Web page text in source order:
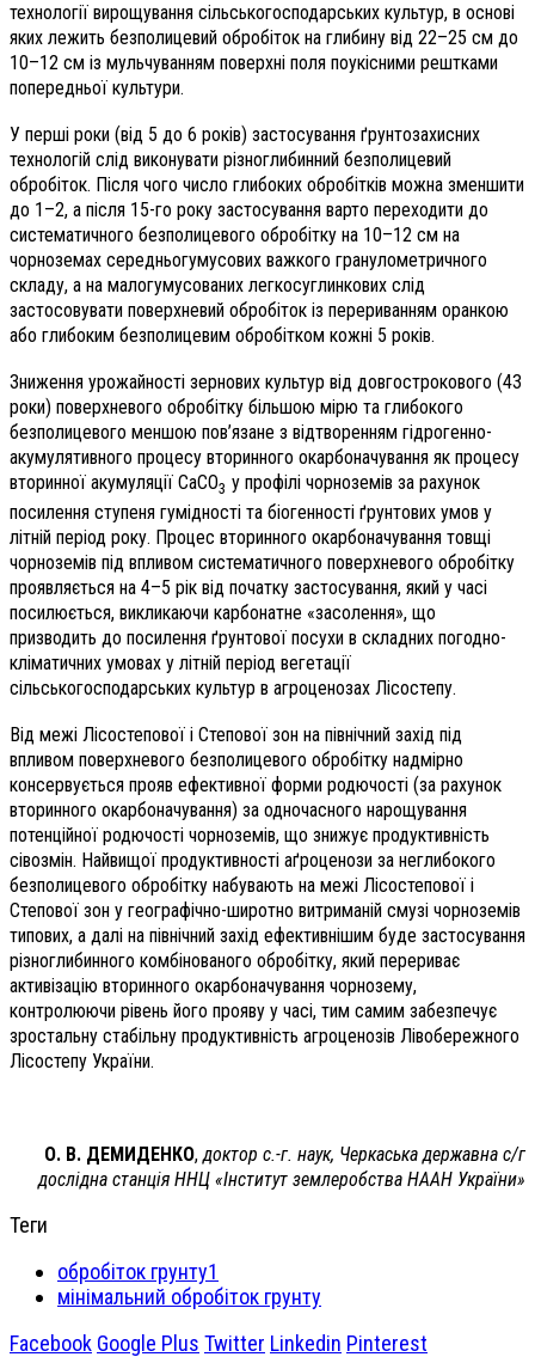
технології вирощування сільськогосподарських культур, в основі
яких лежить безполицевий обробіток на глибину від 22–25 см до
10–12 см із мульчуванням поверхні поля поукісними рештками
попередньої культури.
У перші роки (від 5 до 6 років) застосування ґрунтозахисних
технологій слід виконувати різноглибинний безполицевий
обробіток. Після чого число глибоких обробітків можна зменшити
до 1–2, а після 15-го року застосування варто переходити до
систематичного безполицевого обробітку на 10–12 см на
чорноземах середньогумусових важкого гранулометричного
складу, а на малогумусованих легкосуглинкових слід
застосовувати поверхневий обробіток із перериванням оранкою
або глибоким безполицевим обробітком кожні 5 років.
Зниження урожайності зернових культур від довгострокового (43
роки) поверхневого обробітку більшою мірю та глибокого
безполицевого меншою пов’язане з відтворенням гідрогенно-
акумулятивного процесу вторинного окарбоначування як процесу
вторинної акумуляції СаСО3 у профілі чорноземів за рахунок
посилення ступеня гумідності та біогенності ґрунтових умов у
літній період року. Процес вторинного окарбоначування товщі
чорноземів під впливом систематичного поверхневого обробітку
проявляється на 4–5 рік від початку застосування, який у часі
посилюється, викликаючи карбонатне «засолення», що
призводить до посилення ґрунтової посухи в складних погодно-
кліматичних умовах у літній період вегетації
сільськогосподарських культур в агроценозах Лісостепу.
Від межі Лісостепової і Степової зон на північний захід під
впливом поверхневого безполицевого обробітку надмірно
консервується прояв ефективної форми родючості (за рахунок
вторинного окарбоначування) за одночасного нарощування
потенційної родючості чорноземів, що знижує продуктивність
сівозмін. Найвищої продуктивності аґроценози за неглибокого
безполицевого обробітку набувають на межі Лісостепової і
Степової зон у географічно-широтно витриманій смузі чорноземів
типових, а далі на північний захід ефективнішим буде застосування
різноглибинного комбінованого обробітку, який перериває
активізацію вторинного окарбоначування чорнозему,
контролюючи рівень його прояву у часі, тим самим забезпечує
зростальну стабільну продуктивність агроценозів Лівобережного
Лісостепу України.
О. В. ДЕМИДЕНКО, доктор с.-г. наук, Черкаська державна с/г
дослідна станція ННЦ «Інститут землеробства НААН України»
Теги
обробіток грунту1
мінімальний обробіток грунту
Facebook Google Plus Twitter Linkedin Pinterest